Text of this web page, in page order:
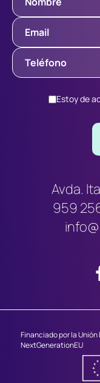
Estoy de
Avda.
959
Financiado por la Unión
NextGenerationEU